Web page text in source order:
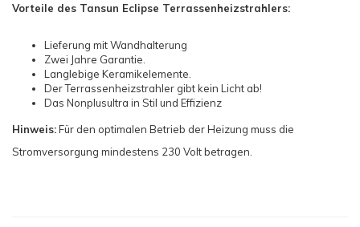
Vorteile des Tansun Eclipse Terrassenheizstrahlers:
Lieferung mit Wandhalterung
Zwei Jahre Garantie.
Langlebige Keramikelemente.
Der Terrassenheizstrahler gibt kein Licht ab!
Das Nonplusultra in Stil und Effizienz
Hinweis:Für den optimalen Betrieb der Heizung muss die
Stromversorgung mindestens 230 Volt betragen.